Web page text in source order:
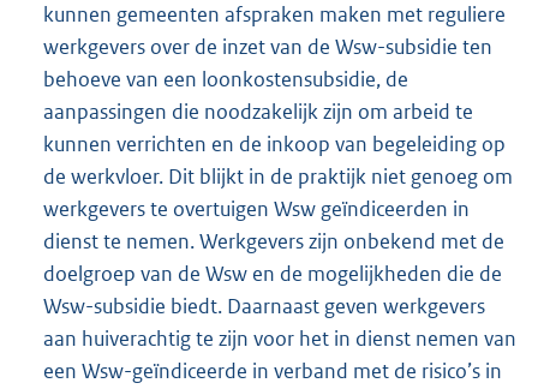
kunnen gemeenten afspraken maken met reguliere
werkgevers over de inzet van de Wsw-subsidie ten
behoeve van een loonkostensubsidie, de
aanpassingen die noodzakelijk zijn om arbeid te
kunnen verrichten en de inkoop van begeleiding op
de werkvloer. Dit blijkt in de praktijk niet genoeg om
werkgevers te overtuigen Wsw geïndiceerden in
dienst te nemen. Werkgevers zijn onbekend met de
doelgroep van de Wsw en de mogelijkheden die de
Wsw-subsidie biedt. Daarnaast geven werkgevers
aan huiverachtig te zijn voor het in dienst nemen van
een Wsw-geïndiceerde in verband met de risico’s in